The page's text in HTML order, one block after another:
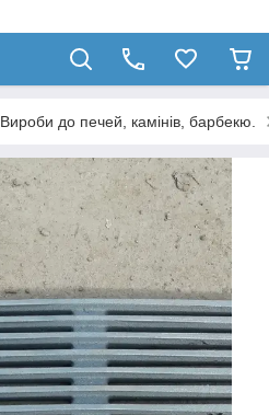
Вироби до печей, камінів, барбекю.